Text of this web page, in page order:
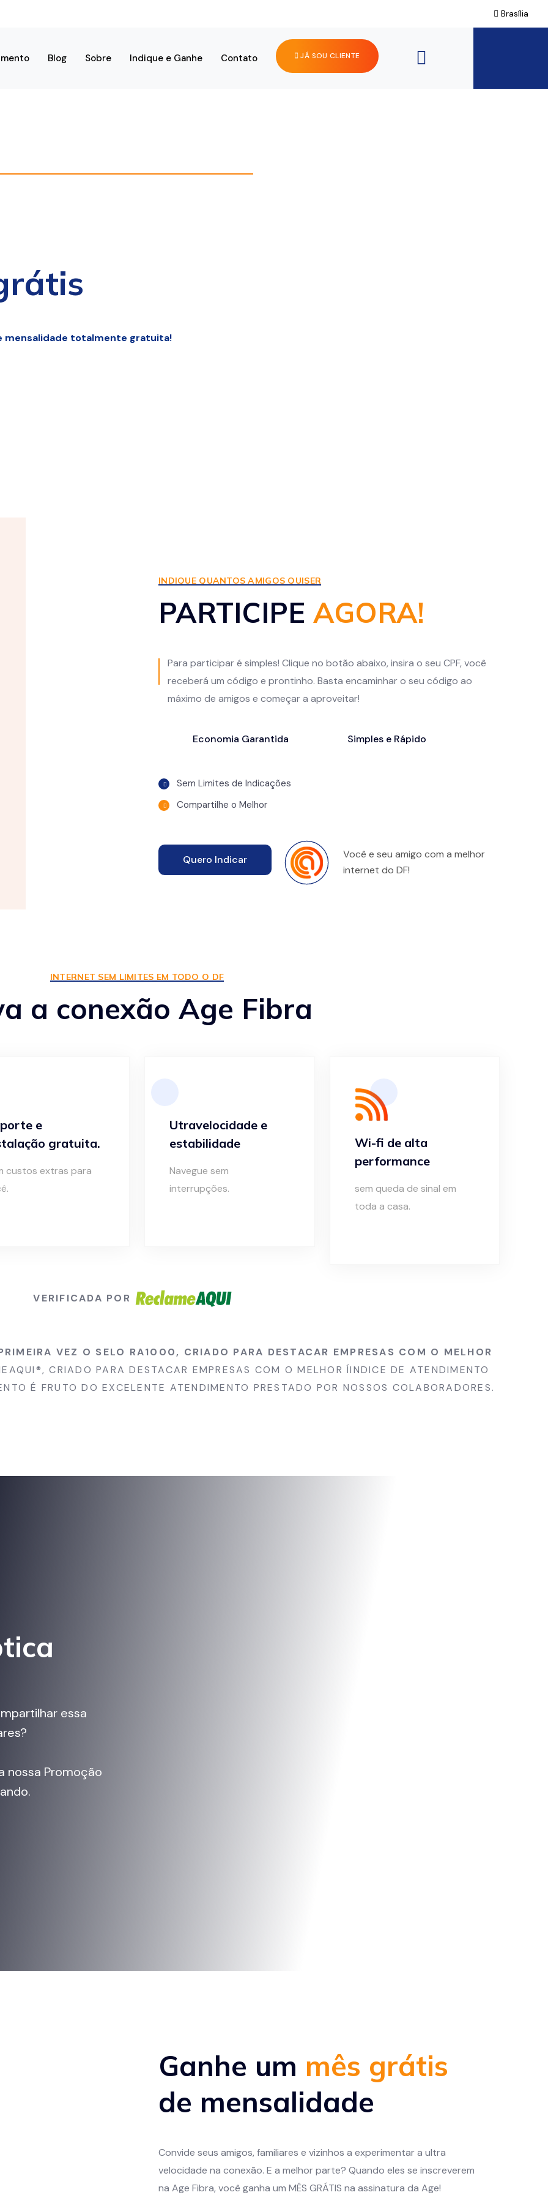
Brasília
Blog Sobre Indique e Ganhe Contato JÁ SOU CLIENTE
mensalidade totalmente gratuita!
INDIQUE QUANTOS AMIGOS QUISER
PARTICIPE AGORA!
Para participar é simples! Clique no botão abaixo, insira o seu CPF, você
receberá um código e prontinho. Basta encaminhar o seu código ao
máximo de amigos e começar a aproveitar!
Economia Garantida Simples e Rápido
Sem Limites de Indicações
Compartilhe o Melhor
Quero Indicar
Você e seu amigo com a melhor
internet do DF!
INTERNET SEM LIMITES EM TODO O DF
a conexão Age Fibra
e
gratuita.
custos extras para
Utravelocidade e
estabilidade
Navegue sem
interrupções.
Wi-fi de alta
performance
sem queda de sinal em
toda a casa.
VERIFICADA POR
VEZ O SELO RA1000, CRIADO PARA DESTACAR EMPRESAS COM O MELHOR
CRIADO PARA DESTACAR EMPRESAS COM O MELHOR ÍINDICE DE ATENDIMENTO
É FRUTO DO EXCELENTE ATENDIMENTO PRESTADO POR NOSSOS COLABORADORES.
essa
nossa Promoção
Ganhe um mês grátis
de mensalidade
Convide seus amigos, familiares e vizinhos a experimentar a ultra
velocidade na conexão. E a melhor parte? Quando eles se inscreverem
na Age Fibra, você ganha um MÊS GRÁTIS na assinatura da Age!